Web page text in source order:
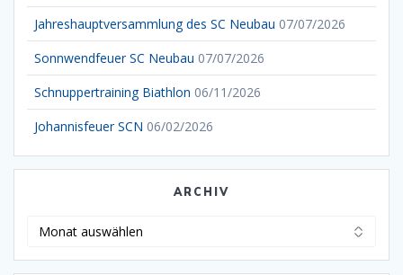
Jahreshauptversammlung des SC Neubau 07/07/2026
Sonnwendfeuer SC Neubau 07/07/2026
Schnuppertraining Biathlon 06/11/2026
Johannisfeuer SCN 06/02/2026
ARCHIV